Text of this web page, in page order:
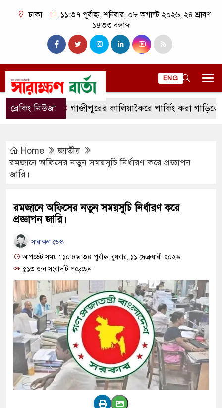
ঢাকা
১১:৩৭ পূর্বাহ্ন, শনিবার, ০৮ অগাস্ট ২০২৬, ২৪ শ্রাবণ
১৪৩৩ বঙ্গাব্দ
ENG
ব্রেকিং নিউজ:গাজীপুরের কালিয়াকৈরে পার্কিং করা গাড়িতে
Home
জাতীয়
রমজানে অফিসের নতুন সময়সূচি নির্ধারণ করে প্রজ্ঞাপন
জারি।
রমজানে অফিসের নতুন সময়সূচি নির্ধারণ করে
প্রজ্ঞাপন জারি।
সারাক্ষণ ডেস্ক
আপডেট সময় : ১০:৪৯:৩৪ পূর্বাহ্ন, বুধবার, ১১ ফেব্রুয়ারী ২০২৬
৫১৩ জন সংবাদটি পড়েছেন